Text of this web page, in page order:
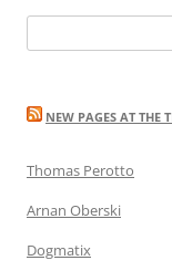
for:
NEW PAGES AT THE
Thomas Perotto
Arnan Oberski
Dogmatix